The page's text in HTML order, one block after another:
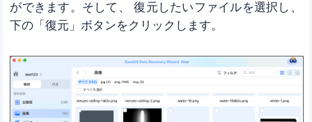
ができます。そして、 復元したいファイルを選択し、
下の「復元」ボタンをクリックします。